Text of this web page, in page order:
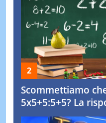
Scommettiamo
5x5+5:5+5? La